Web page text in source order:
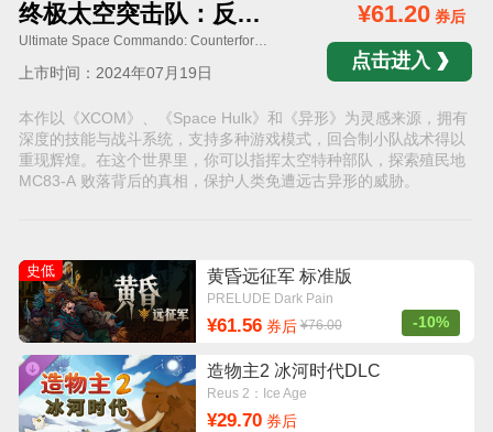
终极太空突击队：反击势力
Ultimate Space Commando: Counterforce
上市时间：2024年07月19日
¥61.20券后
点击进入
本作以《XCOM》、《Space Hulk》和《异形》为灵感来源，拥有
深度的技能与战斗系统，支持多种游戏模式，回合制小队战术得以
重现辉煌。在这个世界里，你可以指挥太空特种部队，探索殖民地
MC83-A 败落背后的真相，保护人类免遭远古异形的威胁。
史低 黄昏远征军 标准版
PRELUDE Dark Pain
¥61.56券后 ¥76.00 -10%
造物主2 冰河时代DLC
Reus 2：Ice Age
¥29.70券后